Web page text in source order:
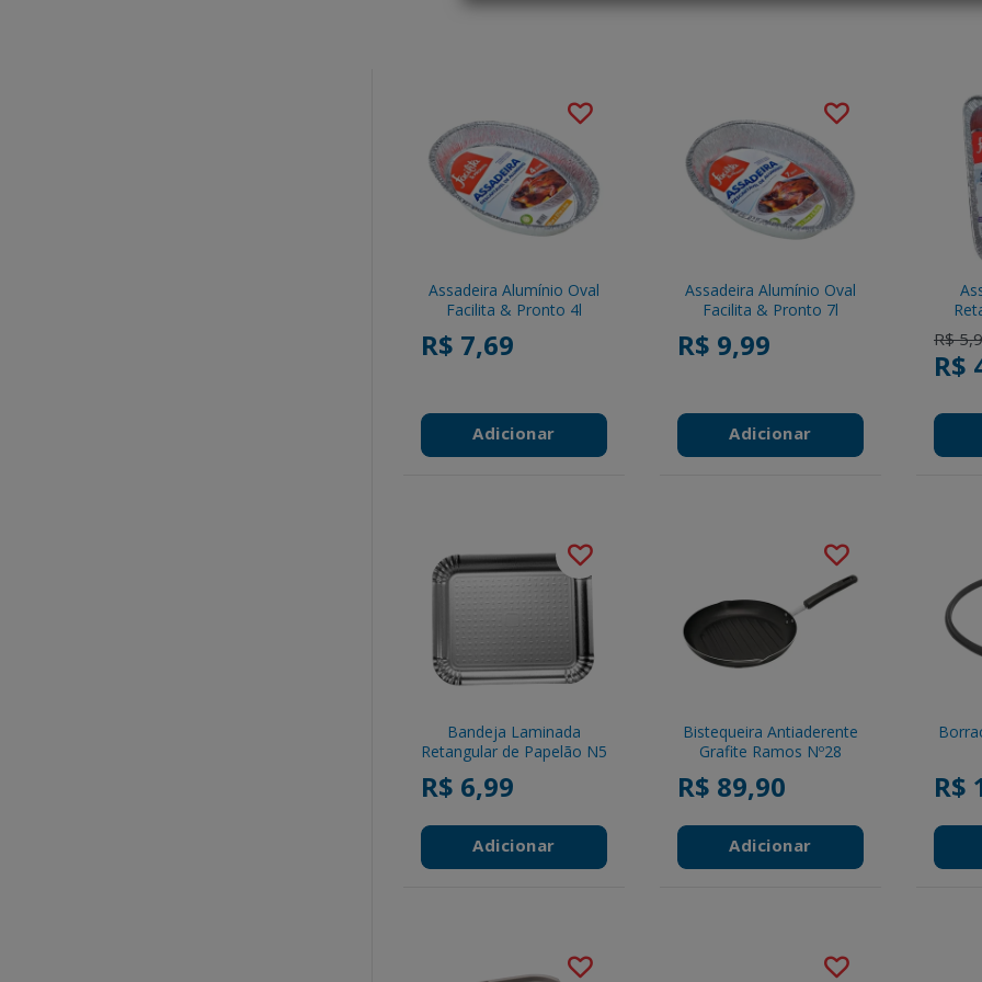
Assadeira Alumínio Oval
Facilita & Pronto 4l
R$ 7,69
Adicionar
Assadeira Alumínio Oval
Facilita & Pronto 7l
R$ 9,99
Adicionar
Price
R$
R$
Bandeja Laminada
Retangular de Papelão N5
R$ 6,99
Adicionar
Bistequeira Antiaderente
Grafite Ramos Nº28
R$ 89,90
Adicionar
R$